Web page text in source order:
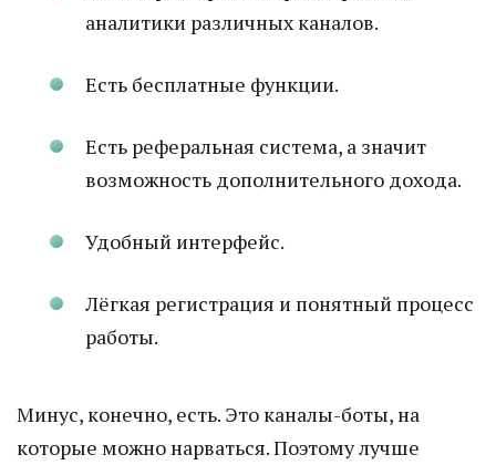
аналитики различных каналов.
Есть бесплатные функции.
Есть реферальная система, а значит
возможность дополнительного дохода.
Удобный интерфейс.
Лёгкая регистрация и понятный процесс
работы.
Минус, конечно, есть. Это каналы-боты, на
которые можно нарваться. Поэтому лучше